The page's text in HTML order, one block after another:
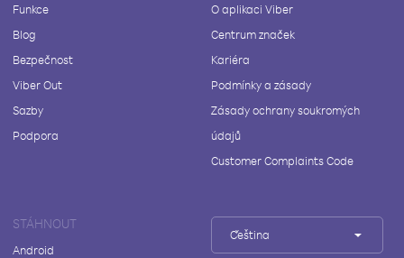
Funkce
Blog
Bezpečnost
Viber Out
Sazby
Podpora
O aplikaci Viber
Centrum značek
Kariéra
Podmínky a zásady
Zásady ochrany soukromých
údajů
Customer Complaints Code
STÁHNOUT
Android
Čeština